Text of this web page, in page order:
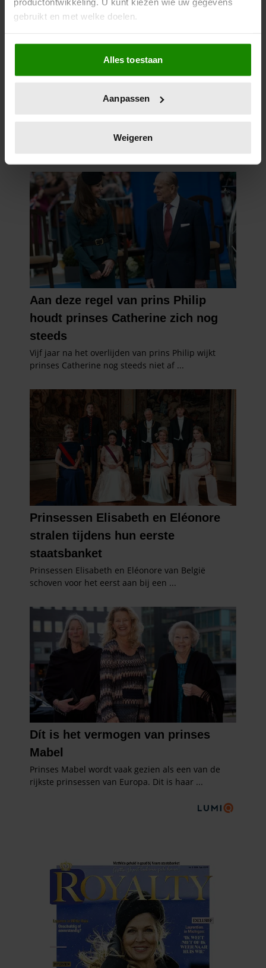
gebruikt en met welke doelen.
Als u het toestaat, willen we ook graag:
Informatie verzamelen over uw geografische
locatie, die tot een paar meter nauwkeurig kan zijn
scannen op specifieke eigenschappen (fingerprinting)
verwerkt en stel uw voorkeuren in het
intrekken in de Cookieverklaring.
We gebruiken cookies om content en advertenties te
personaliseren, om functies voor social media te bieden
en om ons websiteverkeer te analyseren. Ook delen we
informatie over uw gebruik van onze site met onze
partners voor social media, adverteren en analyse. Deze
partners kunnen deze gegevens combineren met andere
informatie die u aan ze heeft verstrekt of die ze hebben
verzameld op basis van uw gebruik van hun services. U
gaat akkoord met onze cookies als u onze website blijft
gebruiken.
Alles toestaan
Aanpassen
Weigeren